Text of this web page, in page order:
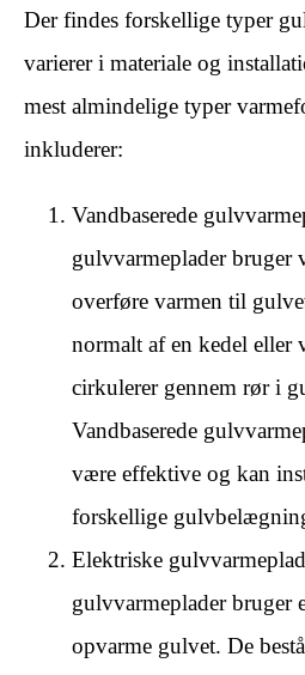
Der findes forskellige typer
varierer i materiale og
mest almindelige typer
inkluderer:
Vandbaserede
gulvvarmeplader bruger
overføre varmen til
normalt af en kedel eller
cirkulerer gennem rør i
Vandbaserede
være effektive og kan
forskellige
Elektriske
gulvvarmeplader bruger
opvarme gulvet. De